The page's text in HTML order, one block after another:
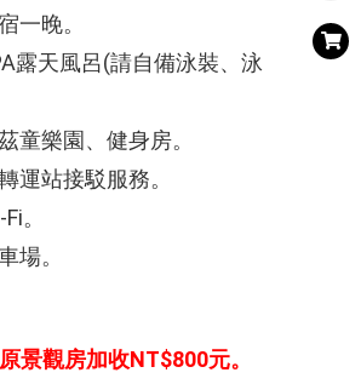
一晚。
露天風呂(請自備泳裝、泳
童樂園、健身房。
運站接駁服務。
。
場。
景觀房加收NT$800元。